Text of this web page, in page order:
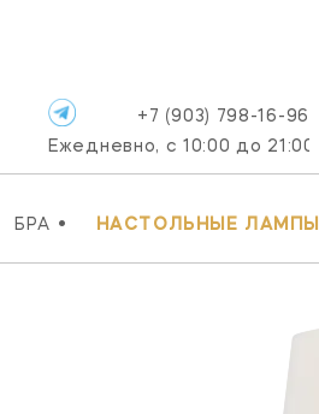
БРА • НАСТОЛЬНЫЕ ЛАМПЫ
+7 (903) 798-16-96
Ежедневно, с 10:00 до 21:00